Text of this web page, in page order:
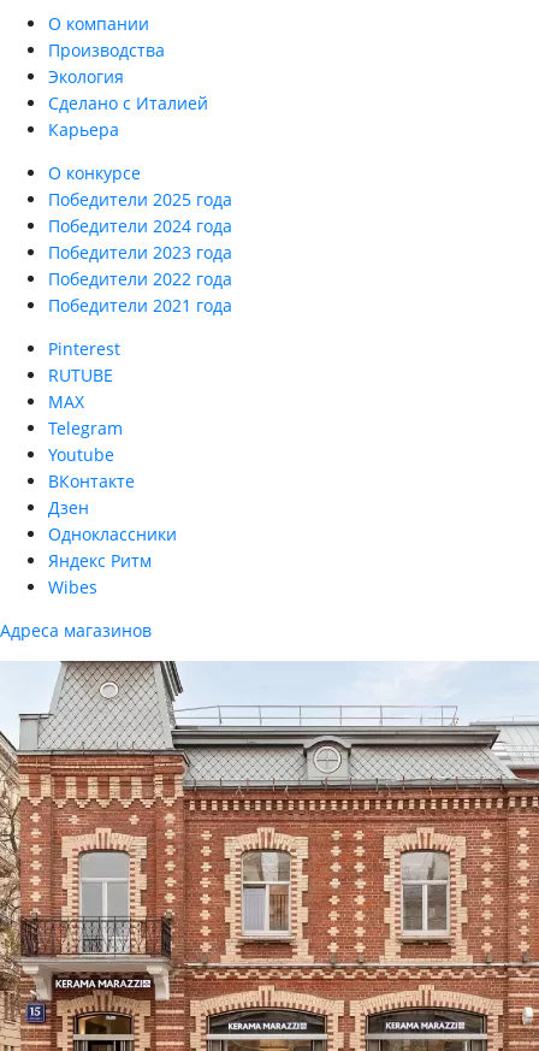
О компании
Производства
Экология
Сделано с Италией
Карьера
О конкурсе
Победители 2025 года
Победители 2024 года
Победители 2023 года
Победители 2022 года
Победители 2021 года
Pinterest
RUTUBE
MAX
Telegram
Youtube
ВКонтакте
Дзен
Одноклассники
Яндекс Ритм
Wibes
Адреса магазинов